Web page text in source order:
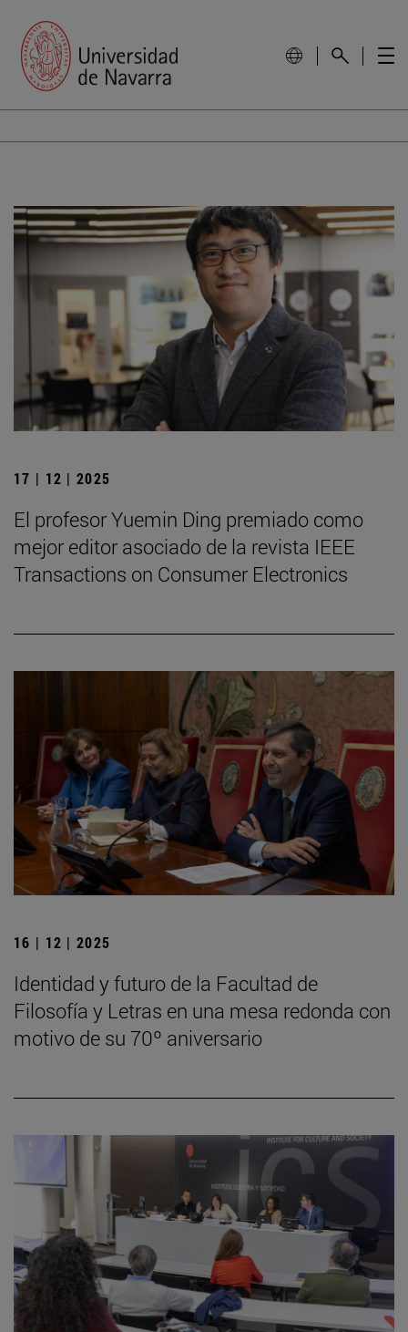
17 | 12 | 2025
El profesor Yuemin Ding premiado como
mejor editor asociado de la revista IEEE
Transactions on Consumer Electronics
16 | 12 | 2025
Identidad y futuro de la Facultad de
Filosofía y Letras en una mesa redonda con
motivo de su 70º aniversario